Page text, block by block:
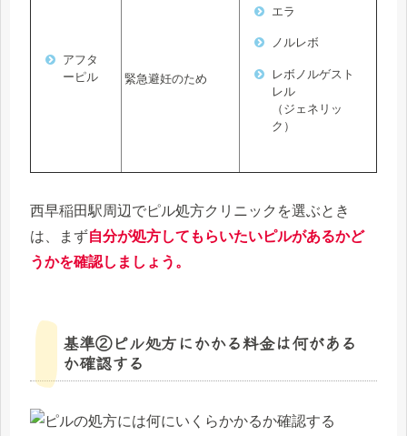
アフタ
ーピル
緊急避妊のため
エラ
ノルレボ
レボノルゲスト
レル
（ジェネリッ
ク）
西早稲田駅周辺でピル処方クリニックを選ぶとき
は、まず自分が処方してもらいたいピルがあるかど
うかを確認しましょう。
基準②ピル処方にかかる料金は何がある
か確認する